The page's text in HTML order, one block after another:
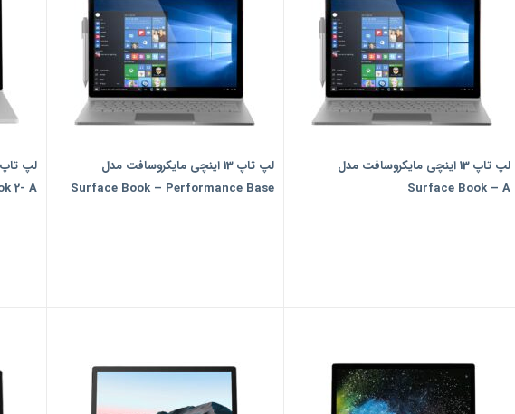
لپ تاپ 13 اینچی مایکروسافت مدل
Surface Book – A
لپ تاپ 13 اینچی مایکروسافت مدل
Surface Book – Performance Base
2- A